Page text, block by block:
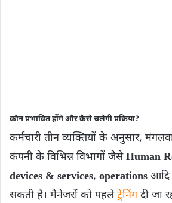
कौन प्रभावित होंगे और कैसे चलेगी प्रक्रिया?
कर्मचारी तीन व्यक्तियों के अनुसार,
कंपनी के विभिन्न विभागों जैसेHuman
devices & services, operations आदि
सकती है। मैनेजरों को पहलेट्रेनिंगदी जा